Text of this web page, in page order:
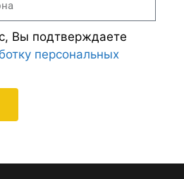
Вы подтверждаете
персональных